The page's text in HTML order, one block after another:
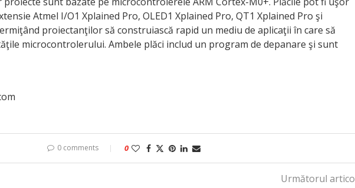
Atmel I/O1 Xplained Pro, OLED1 Xplained Pro, QT1 Xplained Pro şi
proiectanţilor să construiască rapid un mediu de aplicaţii în care să
microcontrolerului. Ambele plăci includ un program de depanare şi sunt
0 comments 0
Următorul